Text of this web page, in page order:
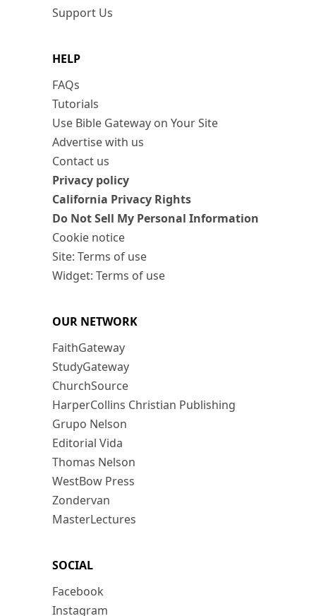
Support Us
HELP
FAQs
Tutorials
Use Bible Gateway on Your Site
Advertise with us
Contact us
Privacy policy
California Privacy Rights
Do Not Sell My Personal Information
Cookie notice
Site: Terms of use
Widget: Terms of use
OUR NETWORK
FaithGateway
StudyGateway
ChurchSource
HarperCollins Christian Publishing
Grupo Nelson
Editorial Vida
Thomas Nelson
WestBow Press
Zondervan
MasterLectures
SOCIAL
Facebook
Instagram